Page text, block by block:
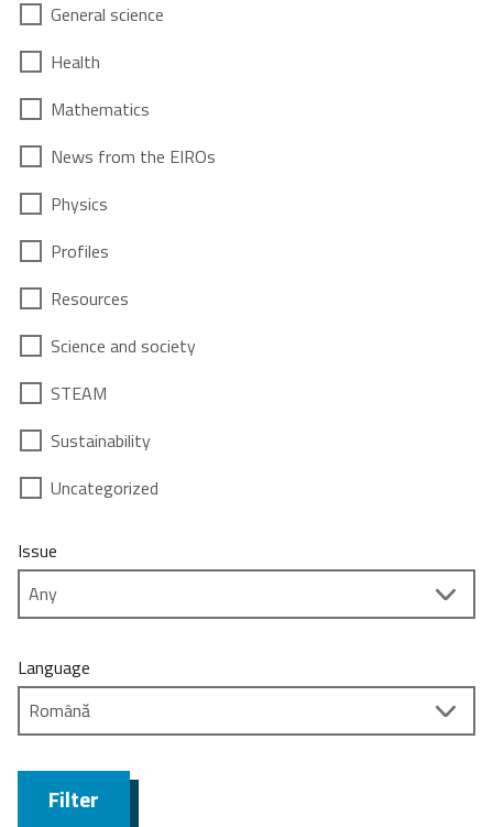
General science
Health
Mathematics
News from the EIROs
Physics
Profiles
Resources
Science and society
STEAM
Sustainability
Uncategorized
Issue
Language
Filter